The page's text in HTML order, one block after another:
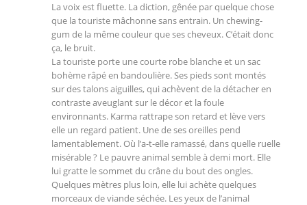
La voix est fluette. La diction, gênée par quelque chose
que la touriste mâchonne sans entrain. Un chewing-
gum de la même couleur que ses cheveux. C’était donc
ça, le bruit.
La touriste porte une courte robe blanche et un sac
bohème râpé en bandoulière. Ses pieds sont montés
sur des talons aiguilles, qui achèvent de la détacher en
contraste aveuglant sur le décor et la foule
environnants. Karma rattrape son retard et lève vers
elle un regard patient. Une de ses oreilles pend
lamentablement. Où l’a-t-elle ramassé, dans quelle ruelle
misérable ? Le pauvre animal semble à demi mort. Elle
lui gratte le sommet du crâne du bout des ongles.
Quelques mètres plus loin, elle lui achète quelques
morceaux de viande séchée. Les yeux de l’animal